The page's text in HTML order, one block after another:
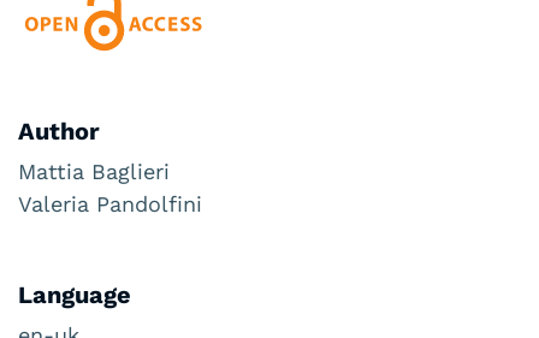
Author
Mattia Baglieri
Valeria Pandolfini
Language